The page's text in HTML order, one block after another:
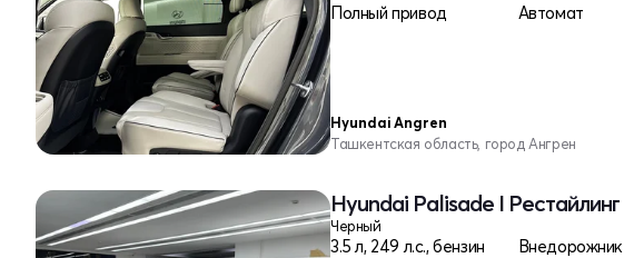
Полный привод
Автомат
Hyundai Angren
Ташкентская область, город Ангрен
Hyundai Palisade I Рестайлинг
Черный
3.5 л, 249 л.с., бензин
Внедорожник